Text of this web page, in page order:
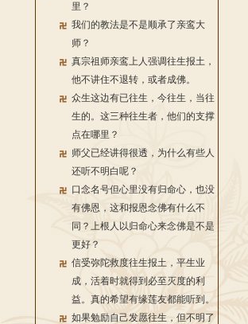
里？
我们的教法是不是顺承了亲鸾大
师？
真宗祖师亲鸾上人强调往生报土，
他不讲住不退转，或者成佛。
众生这边有已往生，今往生，当往
生的。这三种往生者，他们的支撑
点在哪里？
师父已经讲得很透，为什么有些人
还听不明白呢？
口念名号但心里没有归命心，也没
有佛恩，这和报恩念佛有什么不
同？上根人以归命心来念佛是不是
更好？
信受弥陀救度往生报土，平生业
成，活着时就得到必至灭度的利
益。真的希望有缘莲友都能听到。
如果勉励自己发愿往生，但不明了